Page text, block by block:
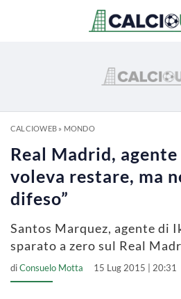
CALCIOWEB» MONDO
Real Madrid,
voleva restare, ma
difeso”
Santos Marquez, agente di
sparato a zero sul Real
diConsuelo Motta 15 Lug 2015 | 20:31